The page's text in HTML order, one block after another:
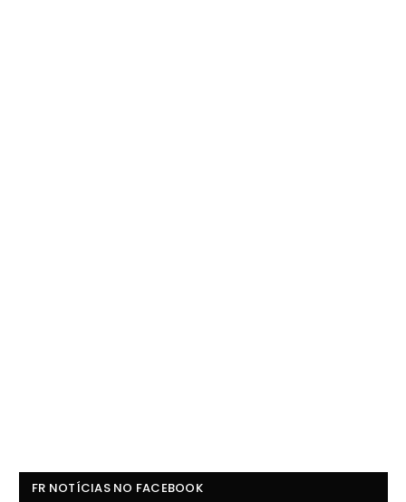
FR NOTÍCIAS NO FACEBOOK